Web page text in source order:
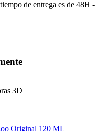
de entrega es de 48H -
3D
Original 120 ML